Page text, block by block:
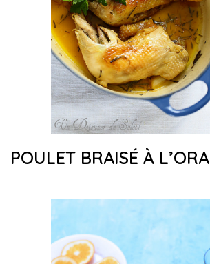
POULET BRAISÉ À